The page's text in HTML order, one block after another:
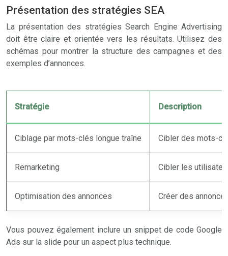
Présentation des stratégies SEA
La présentation des stratégies Search Engine Advertising
doit être claire et orientée vers les résultats. Utilisez des
schémas pour montrer la structure des campagnes et des
exemples d’annonces.
Stratégie Description
Ciblage par mots-clés longue traîne Cibler des mots-
Remarketing Cibler les
Optimisation des annonces Créer des
Vous pouvez également inclure un snippet de code Google
Ads sur la slide pour un aspect plus technique.